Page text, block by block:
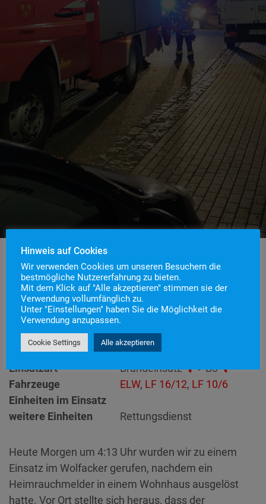
Einsatznummer
54
Einsatzstichwort
B3 – Heimrauchmelder
Einsatzort
Alarmierungszeitpunkt15. August 2024 4:13
Einsatzdauer
32 Minuten
Einsatzart
Brandeinsatz
> B3
Fahrzeuge
ELW, LF 16/12, LF 10/6
Einheiten im Einsatz
weitere Einheiten
Rettungsdienst
Heute Morgen um 4:13 Uhr wurden wir zu einem
Einsatz im Wolfacker gerufen, nachdem ein
Heimrauchmelder in einem Wohnhaus ausgelöst
hatte. Vor Ort stellte sich heraus, dass der
Hinweis auf Cookies
Wir verwenden Cookies um unseren Besuchern die
bestmögliche Nutzererfahrung zu bieten.
Mit dem Klick auf "Alle akzeptieren" stimmen sie der
Verwendung vollumfänglich zu.
Unter "Einstellungen" haben Sie die Möglichkeit die
Verwendung anzupassen.
Cookie Settings Alle akzeptieren